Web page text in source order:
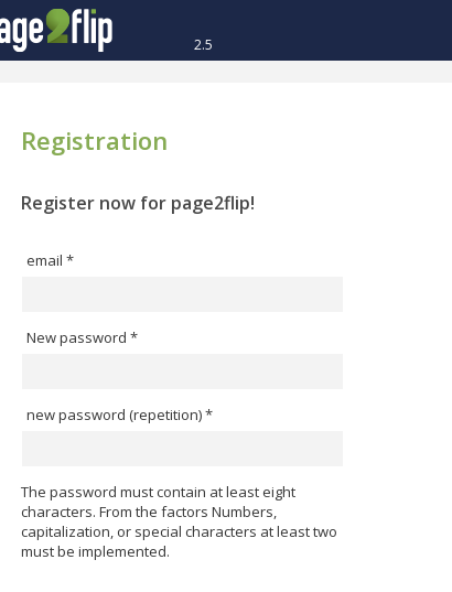
2.5
Registration
Register now for page2flip!
email *
New password *
new password (repetition) *
The password must contain at least eight
characters. From the factors Numbers,
capitalization, or special characters at least two
must be implemented.